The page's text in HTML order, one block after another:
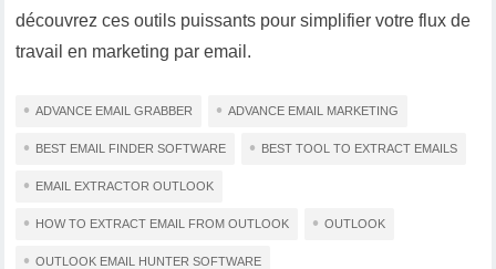
découvrez ces outils puissants pour simplifier votre flux de
travail en marketing par email.
ADVANCE EMAIL GRABBER ADVANCE EMAIL MARKETING
BEST EMAIL FINDER SOFTWARE BEST TOOL TO EXTRACT EMAILS
EMAIL EXTRACTOR OUTLOOK
HOW TO EXTRACT EMAIL FROM OUTLOOK OUTLOOK
OUTLOOK EMAIL HUNTER SOFTWARE